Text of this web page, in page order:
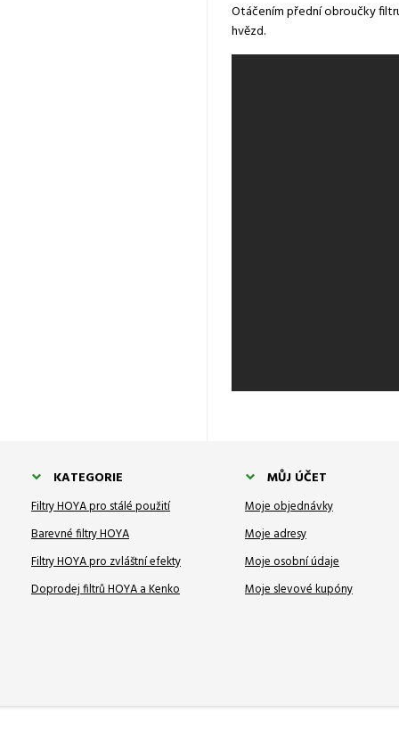
Otáčením přední obroučky
hvězd.
KATEGORIE
Filtry HOYA pro stálé použití
Barevné filtry HOYA
Filtry HOYA pro zvláštní efekty
Doprodej filtrů HOYA a Kenko
MŮJ ÚČET
Moje objednávky
Moje adresy
Moje osobní údaje
Moje slevové kupóny